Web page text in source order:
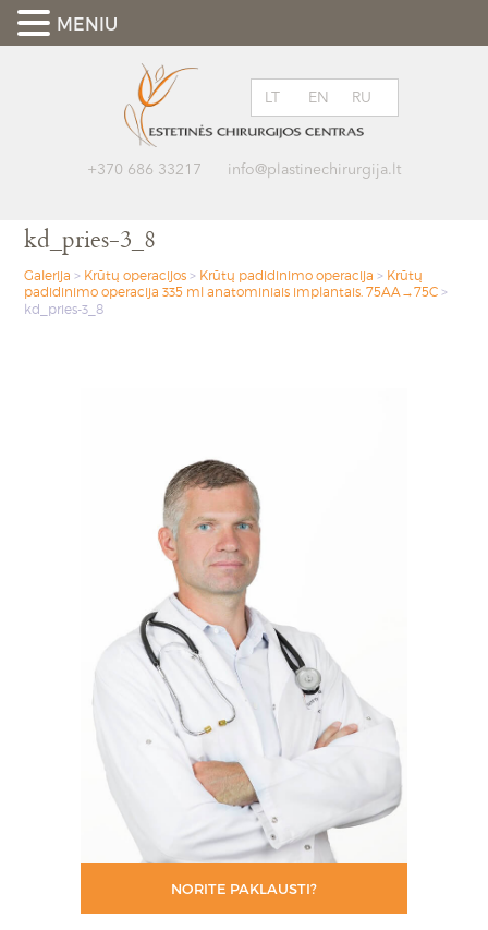
+370 686 33217 info@plastinechirurgija.lt
LT EN RU
kd_pries-3_8
Galerija > Krūtų operacijos > Krūtų padidinimo operacija > Krūtų
padidinimo operacija 335 ml anatominiais implantais. 75AA→75C >
kd_pries-3_8
NORITE PAKLAUSTI?
MENIU